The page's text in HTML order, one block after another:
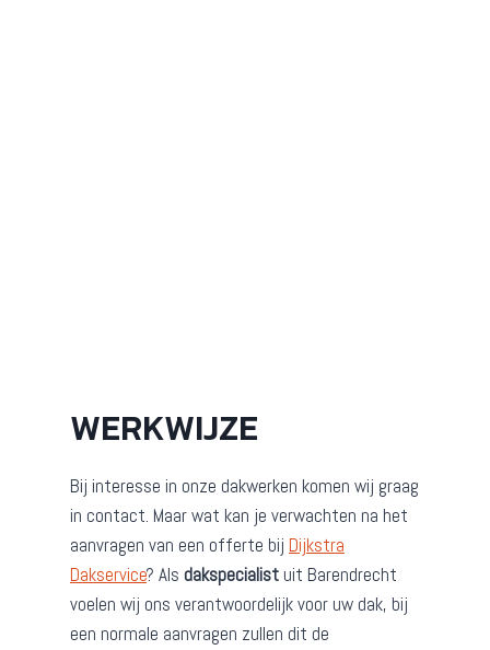
WERKWIJZE
Bij interesse in onze dakwerken komen wij graag
in contact. Maar wat kan je verwachten na het
aanvragen van een offerte bij Dijkstra
Dakservice? Als dakspecialist uit Barendrecht
voelen wij ons verantwoordelijk voor uw dak, bij
een normale aanvragen zullen dit de